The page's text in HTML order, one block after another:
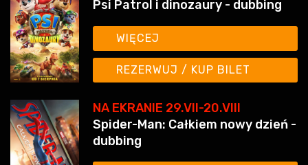
Psi Patrol i dinozaury - dubbing
WIĘCEJ
REZERWUJ / KUP BILET
NA EKRANIE 29.VII-20.VIII
Spider-Man: Całkiem nowy dzień -
dubbing